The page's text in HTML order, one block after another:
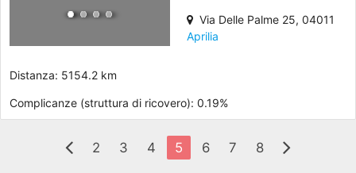
Via Delle Palme 25, 04011
Aprilia
Distanza: 5154.2 km
Complicanze (struttura di ricovero): 0.19%
2 3 4 5 6 7 8